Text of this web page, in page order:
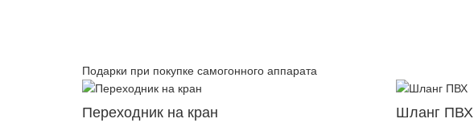
Подарки при покупке самогонного аппарата
Переходник на кран Шланг ПВХ